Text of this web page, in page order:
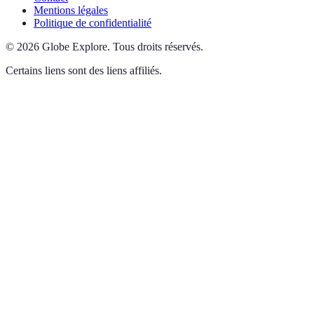
Mentions légales
Politique de confidentialité
© 2026 Globe Explore. Tous droits réservés.
Certains liens sont des liens affiliés.